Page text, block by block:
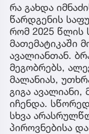
რა გახდა
წარდგენის
რომ 2025 წლის
მათემატიკაში
ავალიანთან.
მეგობრებს,
მალანიას,
გიგა
იჩენდა.
სხვა
პიროვნებისა